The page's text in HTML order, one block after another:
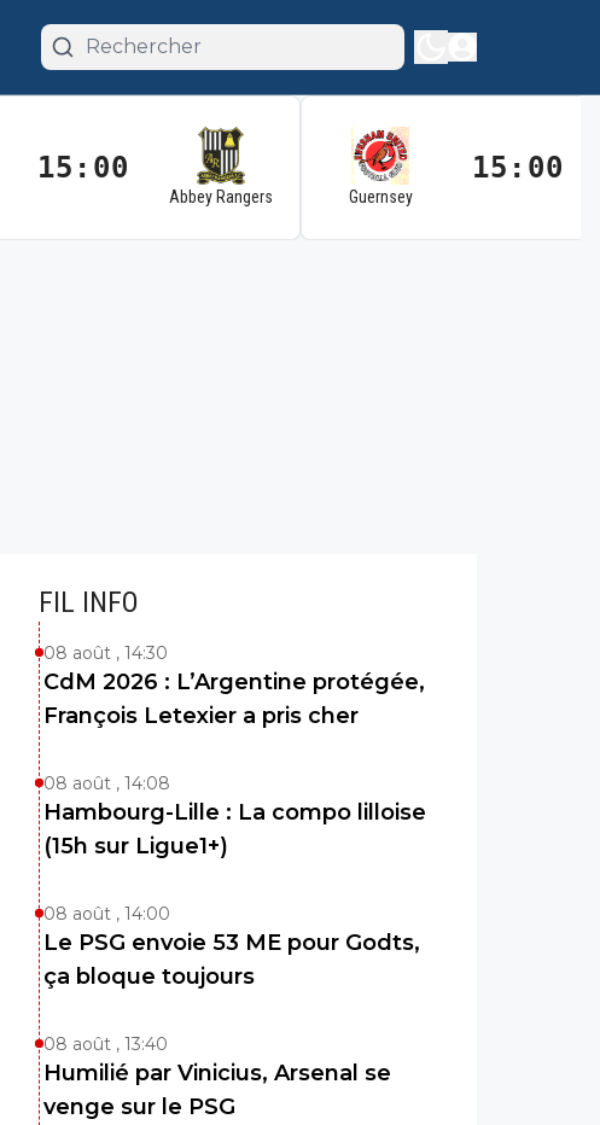
15:00
Abbey Rangers Guernsey
15:00
FIL INFO
08 août , 14:30
CdM 2026 : L’Argentine protégée,
François Letexier a pris cher
08 août , 14:08
Hambourg-Lille : La compo lilloise
(15h sur Ligue1+)
08 août , 14:00
Le PSG envoie 53 ME pour Godts,
ça bloque toujours
08 août , 13:40
Humilié par Vinicius, Arsenal se
venge sur le PSG